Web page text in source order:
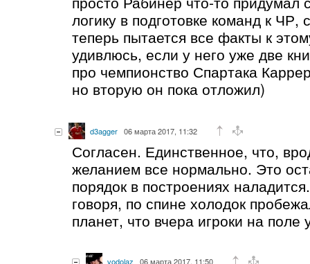
логику в подготовке команд к ЧР,
теперь пытается все факты к
удивлюсь, если у него уже две
про чемпионство Спартака
но вторую он пока отложил)
d3agger 06 марта 2017, 11:32
Согласен. Единственное, что,
желанием все нормально. Это
порядок в построениях
говоря, по спине холодок
планет, что вчера игроки на поле
vodolaz 06 марта 2017, 11:50